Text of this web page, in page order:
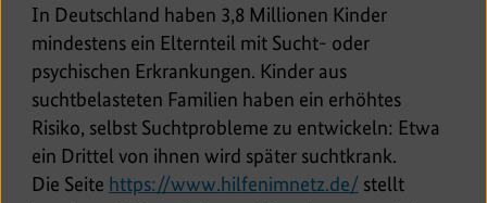
In Deutschland haben 3,8 Millionen Kinder
mindestens ein Elternteil mit Sucht- oder
psychischen Erkrankungen. Kinder aus
suchtbelasteten Familien haben ein erhöhtes
Risiko, selbst Suchtprobleme zu entwickeln: Etwa
ein Drittel von ihnen wird später suchtkrank.
Die Seite https://www.hilfenimnetz.de/E
stellt